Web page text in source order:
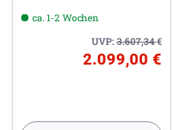
200,1-220 cm
ca. 1-2 Wochen
UVP:3.607,34€
2.099,00 €